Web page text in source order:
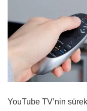
YouTube TV’nin